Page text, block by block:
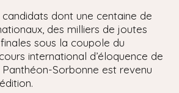
dont une centaine de
des milliers de joutes
sous la coupole du
international d’éloquence de
Panthéon-Sorbonne est revenu